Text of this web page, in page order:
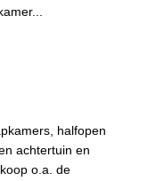
halfopen
achtertuin en
o.a. de